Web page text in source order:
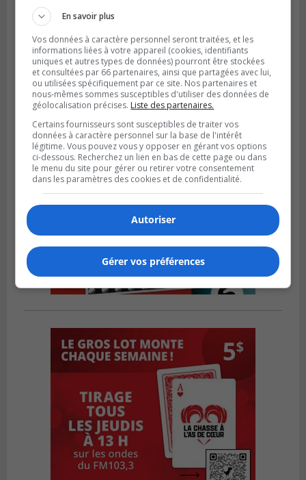
Publié le 4 août 2026 à 07h27
Les clubs de la Rive-Sud récoltent des
points en Ligue 1 Québec
En savoir plus
Vos données à caractère personnel seront traitées, et les
informations liées à votre appareil (cookies, identifiants
uniques et autres types de données) pourront être stockées
et consultées par 66 partenaires, ainsi que partagées avec lui,
ou utilisées spécifiquement par ce site. Nos partenaires et
nous-mêmes sommes susceptibles d'utiliser des données de
géolocalisation précises. Liste des partenaires.
Certains fournisseurs sont susceptibles de traiter vos
données à caractère personnel sur la base de l'intérêt
légitime. Vous pouvez vous y opposer en gérant vos options
ci-dessous. Recherchez un lien en bas de cette page ou dans
le menu du site pour gérer ou retirer votre consentement
dans les paramètres des cookies et de confidentialité.
Autoriser
Gérer vos préférences